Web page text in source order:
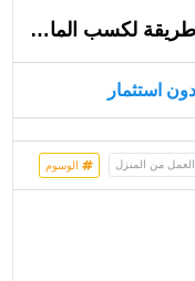
الوسوم العمل من المنزل